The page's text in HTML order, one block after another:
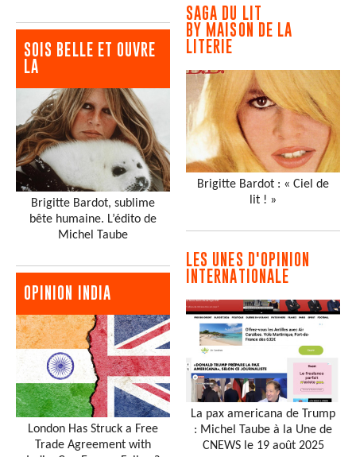
SOIS BELLE ET OUVRE
LA
Brigitte Bardot, sublime
bête humaine. L’édito de
Michel Taube
OPINION INDIA
London Has Struck a Free
Trade Agreement with
SAGA DU LIT
BY MAISON DE LA
LITERIE
Brigitte Bardot : « Ciel de
lit ! »
LES UNES D'OPINION
INTERNATIONALE
La pax americana de Trump
: Michel Taube à la Une de
CNEWS le 19 août 2025